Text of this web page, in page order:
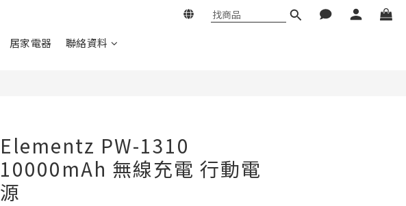
居家電器 聯絡資料
Elementz PW-1310
10000mAh 無線充電 行動電
源